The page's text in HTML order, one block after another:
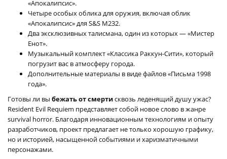
«Апокалипсис».
Четыре особых облика для оружия, включая облик
«Апокалипсис» для S&S M232.
Два эксклюзивных талисмана, один из которых — «Мистер
Енот».
Музыкальный комплект «Классика Раккун-Сити», который
погрузит вас в атмосферу города.
Дополнительные материалы в виде файлов «Письма 1998
года».
Готовы ли вы бежать от смертисквозь леденящий душу ужас?
Resident Evil Requiem представляет собой новое слово в жанре
survival horror. Благодаря инновационным технологиям и опыту
разработчиков, проект предлагает не только хорошую графику,
но и историей, насыщенной событиями и харизматичными
персонажами.